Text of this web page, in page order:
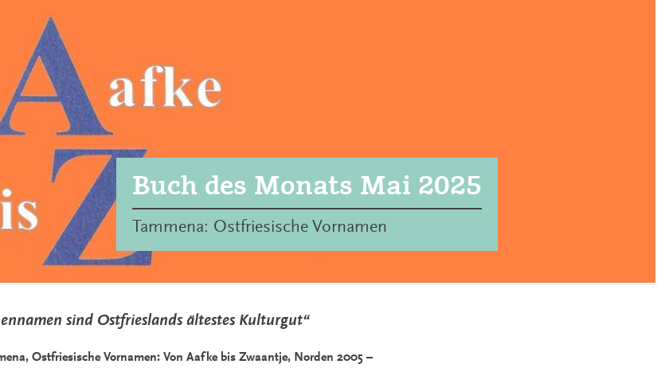
Buch des Monats Mai 2025
Tammena: Ostfriesische Vornamen
sind Ostfrieslands ältestes Kulturgut“
Ostfriesische Vornamen: Von Aafke bis Zwaantje, Norden 2005 –